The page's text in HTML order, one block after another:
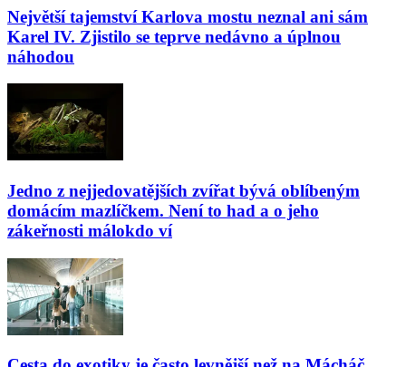
Největší tajemství Karlova mostu neznal ani sám
Karel IV. Zjistilo se teprve nedávno a úplnou
náhodou
Jedno z nejjedovatějších zvířat bývá oblíbeným
domácím mazlíčkem. Není to had a o jeho
zákeřnosti málokdo ví